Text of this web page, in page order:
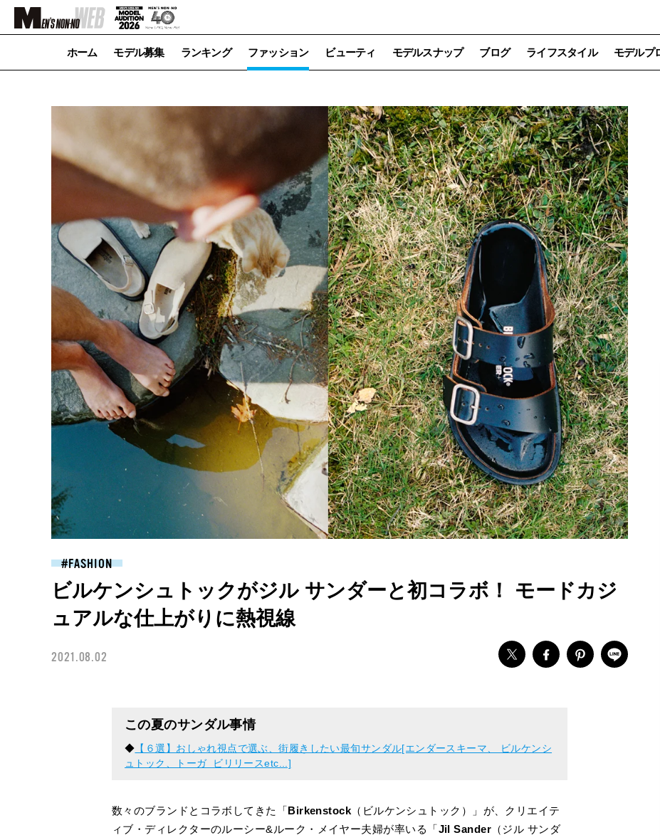
ホーム モデル募集 ランキング ファッション ビューティ モデルスナップ ブログ ライフスタイル モデルプ
FASHION
ビルケンシュトックがジル サンダーと初コラボ！ モードカジ
ュアルな仕上がりに熱視線
2021.08.02
この夏のサンダル事情
◆ 【６選】おしゃれ視点で選ぶ、街履きしたい最旬サンダル[エンダースキーマ、 ビルケンシ
ュトック、トーガ ビリリースetc...]
数々のブランドとコラボしてきた「Birkenstock （ビルケンシュトック）」が、クリエイテ
ィブ・ディレクターのルーシー&ルーク・メイヤー夫婦が率いる「Jil Sander （ジル サンダ